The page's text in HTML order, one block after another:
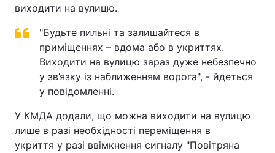
виходити на вулицю.
"Будьте пильні та залишайтеся в
приміщеннях – вдома або в укриттях.
Виходити на вулицю зараз дуже небезпечно
у зв’язку із наближенням ворога", - йдеться
у повідомленні.
У КМДА додали, що можна виходити на вулицю
лише в разі необхідності переміщення в
укриття у разі ввімкнення сигналу "Повітряна